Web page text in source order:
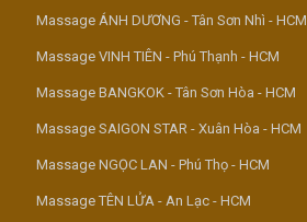
Massage ÁNH DƯƠNG - Tân Sơn Nhì - HCM
Massage VINH TIÊN - Phú Thạnh - HCM
Massage BANGKOK - Tân Sơn Hòa - HCM
Massage SAIGON STAR - Xuân Hòa - HCM
Massage NGỌC LAN - Phú Thọ - HCM
Massage TÊN LỬA - An Lạc - HCM